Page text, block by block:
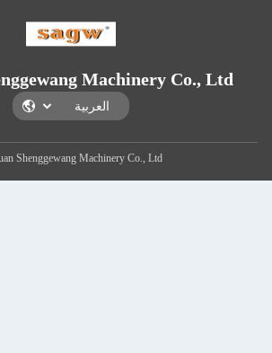
Yuhuan Shenggewang Machinery
Yuhuan Shenggewang Machinery Co., Ltd